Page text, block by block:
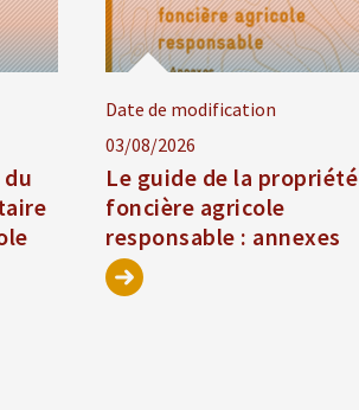
Date de modification
03/08/2026
Le guide de la propriété
foncière agricole
responsable : annexes